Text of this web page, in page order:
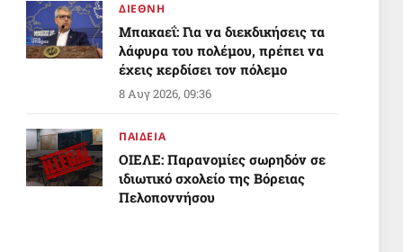
ΔΙΕΘΝΗ
Μπακαεΐ: Για να διεκδικήσεις τα
λάφυρα του πολέμου, πρέπει να
έχεις κερδίσει τον πόλεμο
8 Αυγ 2026, 09:36
ΠΑΙΔΕΙΑ
ΟΙΕΛΕ: Παρανομίες σωρηδόν σε
ιδιωτικό σχολείο της Βόρειας
Πελοποννήσου